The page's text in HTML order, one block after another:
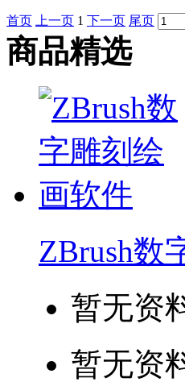
首页 上一页 1 下一页 尾页
商品精选
ZBrush数
暂无资
暂无资